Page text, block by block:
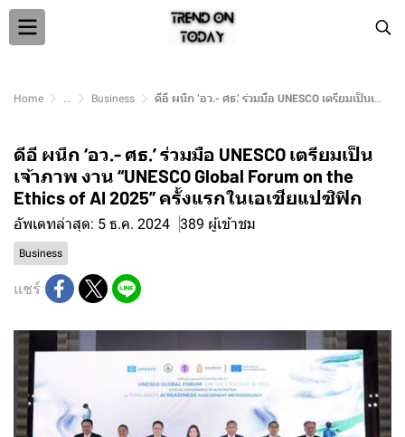
Home ... Business ดีอี ผนึก ‘อว.- ศธ.’ ร่วมมือ UNESCO เตรียมเป็นเจ้าภาพ งาน “UNESCO Global Forum on the Ethics of AI 2025” ครั้งแรกในเอเชียแปซิฟิก
ดีอี ผนึก ‘อว.- ศธ.’ ร่วมมือ UNESCO เตรียมเป็น
เจ้าภาพ งาน “UNESCO Global Forum on the
Ethics of AI 2025” ครั้งแรกในเอเชียแปซิฟิก
อัพเดทล่าสุด: 5 ธ.ค. 2024 389 ผู้เข้าชม
Business
แชร์